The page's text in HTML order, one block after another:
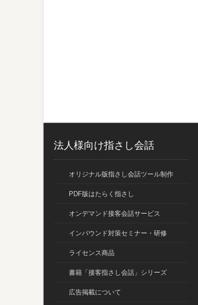
法人様向け指さし会話
オリジナル版指さし会話ツール制作
PDF版はたらく指さし
オンデマンド接客会話サービス
インバウンド対策セミナー・研修
ライセンス商品
書籍「接客指さし会話」シリーズ
広告掲載について